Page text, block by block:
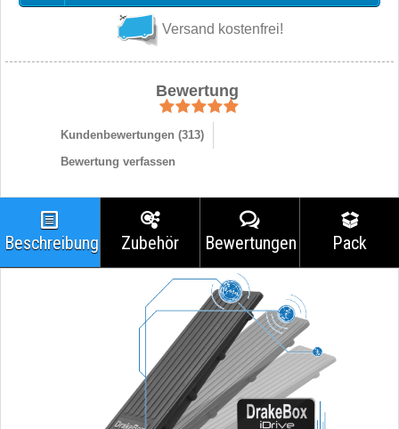
Versand kostenfrei!
Bewertung
Kundenbewertungen (313)
Bewertung verfassen
Beschreibung Zubehör Bewertungen Pack